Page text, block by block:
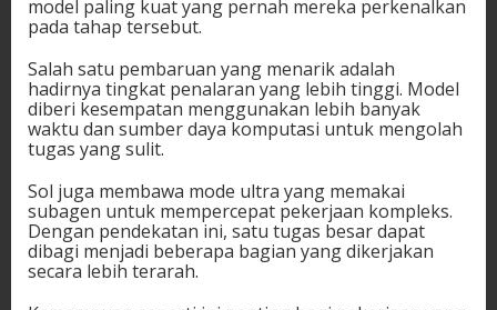
model paling kuat yang pernah mereka perkenalkan
pada tahap tersebut.
Salah satu pembaruan yang menarik adalah
hadirnya tingkat penalaran yang lebih tinggi. Model
diberi kesempatan menggunakan lebih banyak
waktu dan sumber daya komputasi untuk mengolah
tugas yang sulit.
Sol juga membawa mode ultra yang memakai
subagen untuk mempercepat pekerjaan kompleks.
Dengan pendekatan ini, satu tugas besar dapat
dibagi menjadi beberapa bagian yang dikerjakan
secara lebih terarah.